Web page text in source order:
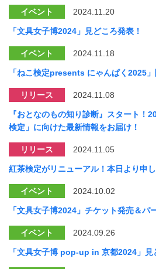
イベント 2024.11.20
「文具女子博2024」見どころ発表！
イベント 2024.11.18
「ねこ検定presents にゃんぱく2025
リリース 2024.11.08
『おとなのもの知り診断』スタート！
検定」に向けた最新情報をお届け！
リリース 2024.11.05
紅茶検定がリニューアル！本日より申
イベント 2024.10.02
「文具女子博2024」チケット発売＆パ
イベント 2024.09.26
「文具女子博 pop-up in 京都2024」見